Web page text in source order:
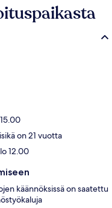
on 21 vuotta
12.00
käännöksissä on saatettu